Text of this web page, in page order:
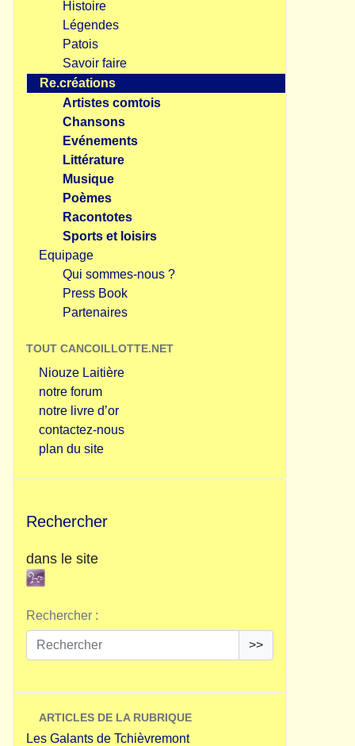
Histoire
Légendes
Patois
Savoir faire
Re.créations
Artistes comtois
Chansons
Evénements
Littérature
Musique
Poèmes
Racontotes
Sports et loisirs
Equipage
Qui sommes-nous ?
Press Book
Partenaires
TOUT CANCOILLOTTE.NET
Niouze Laitière
notre forum
notre livre d’or
contactez-nous
plan du site
Rechercher
dans le site
Rechercher :
>>
ARTICLES DE LA RUBRIQUE
Les Galants de Tchièvremont